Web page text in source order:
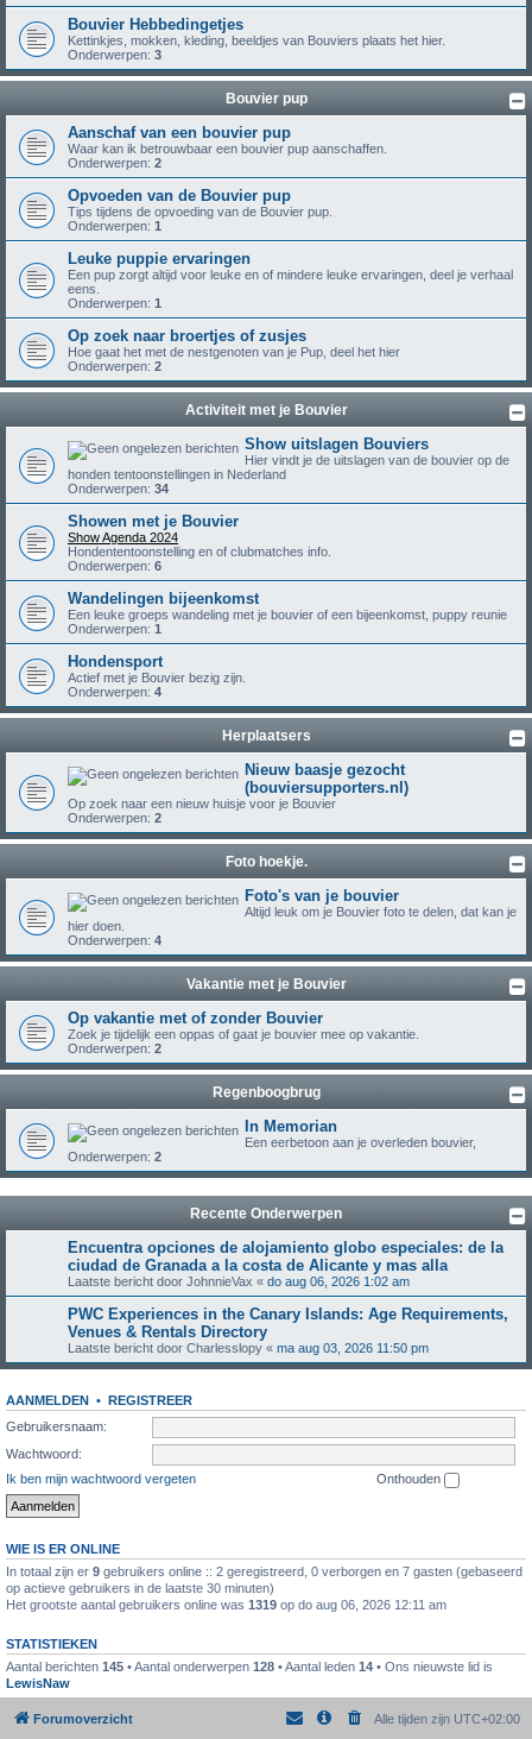
Bouvier Hebbedingetjes
Kettinkjes, mokken, kleding, beeldjes van Bouviers plaats het hier.
Onderwerpen: 3
Bouvier pup
Aanschaf van een bouvier pup
Waar kan ik betrouwbaar een bouvier pup aanschaffen.
Onderwerpen: 2
Opvoeden van de Bouvier pup
Tips tijdens de opvoeding van de Bouvier pup.
Onderwerpen: 1
Leuke puppie ervaringen
Een pup zorgt altijd voor leuke en of mindere leuke ervaringen, deel je verhaal
eens.
Onderwerpen: 1
Op zoek naar broertjes of zusjes
Hoe gaat het met de nestgenoten van je Pup, deel het hier
Onderwerpen: 2
Activiteit met je Bouvier
Show uitslagen Bouviers
Hier vindt je de uitslagen van de bouvier op de
honden tentoonstellingen in Nederland
Onderwerpen: 34
Showen met je Bouvier
Show Agenda 2024
Hondententoonstelling en of clubmatches info.
Onderwerpen: 6
Wandelingen bijeenkomst
Een leuke groeps wandeling met je bouvier of een bijeenkomst, puppy reunie
Onderwerpen: 1
Hondensport
Actief met je Bouvier bezig zijn.
Onderwerpen: 4
Herplaatsers
Nieuw baasje gezocht
(bouviersupporters.nl)
Op zoek naar een nieuw huisje voor je Bouvier
Onderwerpen: 2
Foto hoekje.
Foto's van je bouvier
Altijd leuk om je Bouvier foto te delen, dat kan je
hier doen.
Onderwerpen: 4
Vakantie met je Bouvier
Op vakantie met of zonder Bouvier
Zoek je tijdelijk een oppas of gaat je bouvier mee op vakantie.
Onderwerpen: 2
Regenboogbrug
In Memorian
Een eerbetoon aan je overleden bouvier,
Onderwerpen: 2
Recente Onderwerpen
Encuentra opciones de alojamiento globo especiales: de la
ciudad de Granada a la costa de Alicante y mas alla
Laatste bericht door JohnnieVax « do aug 06, 2026 1:02 am
PWC Experiences in the Canary Islands: Age Requirements,
Venues & Rentals Directory
Laatste bericht door Charlesslopy « ma aug 03, 2026 11:50 pm
AANMELDEN • REGISTREER
Gebruikersnaam:
Wachtwoord:
Ik ben mijn wachtwoord vergeten
Onthouden
WIE IS ER ONLINE
In totaal zijn er 9 gebruikers online :: 2 geregistreerd, 0 verborgen en 7 gasten (gebaseerd
op actieve gebruikers in de laatste 30 minuten)
Het grootste aantal gebruikers online was 1319 op do aug 06, 2026 12:11 am
STATISTIEKEN
Aantal berichten 145 • Aantal onderwerpen 128 • Aantal leden 14 • Ons nieuwste lid is
LewisNaw
Forumoverzicht Alle tijden zijn UTC+02:00